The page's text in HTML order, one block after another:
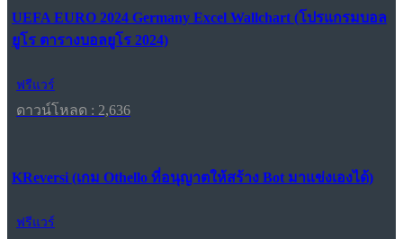
UEFA EURO 2024 Germany Excel Wallchart (โปรแกรมบอล
ยูโร ตารางบอลยูโร 2024)
ฟรีแวร์
ดาวน์โหลด : 2,636
KReversi (เกม Othello ที่อนุญาตให้สร้าง Bot มาแข่งเองได้)
ฟรีแวร์